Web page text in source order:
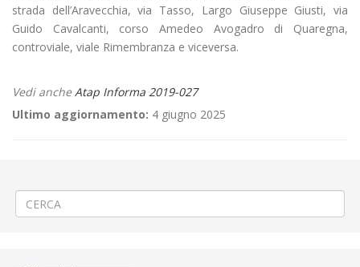
strada dell’Aravecchia, via Tasso, Largo Giuseppe Giusti, via
Guido Cavalcanti, corso Amedeo Avogadro di Quaregna,
controviale, viale Rimembranza e viceversa.
Vedi ancheAtap Informa 2019-027
Ultimo aggiornamento: 4 giugno 2025